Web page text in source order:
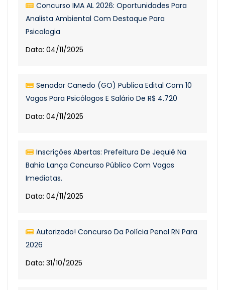
Concurso IMA AL 2026: Oportunidades Para
Analista Ambiental Com Destaque Para
Psicologia
Data: 04/11/2025
Senador Canedo (GO) Publica Edital Com 10
Vagas Para Psicólogos E Salário De R$ 4.720
Data: 04/11/2025
Inscrições Abertas: Prefeitura De Jequié Na
Bahia Lança Concurso Público Com Vagas
Imediatas.
Data: 04/11/2025
Autorizado! Concurso Da Polícia Penal RN Para
2026
Data: 31/10/2025